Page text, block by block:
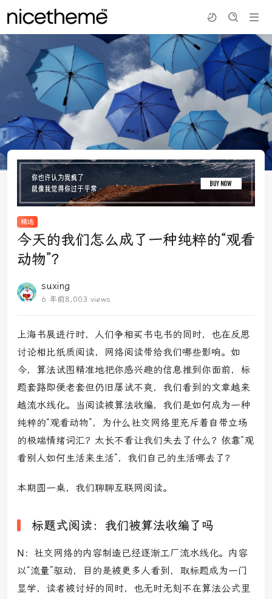
精选
今天的我们怎么成了一种纯粹的“观看
动物”？
suxing
6 年前8,003 views
上海书展进行时，人们争相买书屯书的同时，也在反思
讨论相比纸质阅读，网络阅读带给我们哪些影响。如
今，算法试图精准地把你感兴趣的信息推到你面前，标
题套路即便老套但仍旧屡试不爽，我们看到的文章越来
越流水线化。当阅读被算法收编，我们是如何成为一种
纯粹的“观看动物”，为什么社交网络里充斥着自带立场
的极端情绪词汇？太长不看让我们失去了什么？依靠“观
看别人如何生活来生活”，我们自己的生活哪去了？
本期圆一桌，我们聊聊互联网阅读。
标题式阅读：我们被算法收编了吗
N： 社交网络的内容制造已经逐渐工厂流水线化。内容
以“流量”驱动，目的是被更多人看到，取标题成为一门
显学，读者被讨好的同时，也无时无刻不在算法公式里